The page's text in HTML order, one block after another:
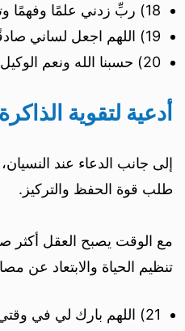
18) ربِّ زدني علمًا وفهمًا وتوفيقًا.
19) اللهم اجعل لساني صادقًا وعقلي حاضرًا.
20) حسبنا الله ونعم الوكيل.
أدعية لتقوية
إلى جانب الدعاء عند
طلب قوة الحفظ والتركيز.
مع الوقت يصبح العقل أكثر
تنظيم الحياة والابتعاد عن
21) اللهم بارك لي في وقتي وذهني وفكري.